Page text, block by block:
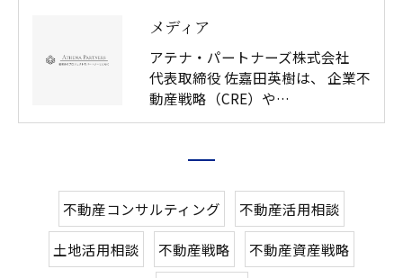
メディア
アテナ・パートナーズ株式会社
代表取締役 佐嘉田英樹は、 企業不
動産戦略（CRE）や…
不動産コンサルティング 不動産活用相談
土地活用相談 不動産戦略 不動産資産戦略